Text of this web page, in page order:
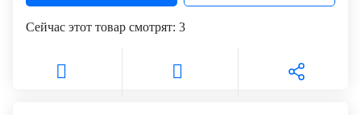
Сейчас этот товар смотрят: 3